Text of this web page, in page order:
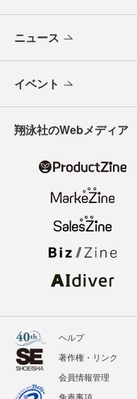
ニュース
イベント
翔泳社のWebメディア
ヘルプ
著作権・リンク
会員情報管理